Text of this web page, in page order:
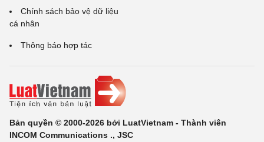
Chính sách bảo vệ dữ liệu
cá nhân
Thông báo hợp tác
Bản quyền © 2000-2026 bởi LuatVietnam - Thành viên
INCOM Communications ., JSC